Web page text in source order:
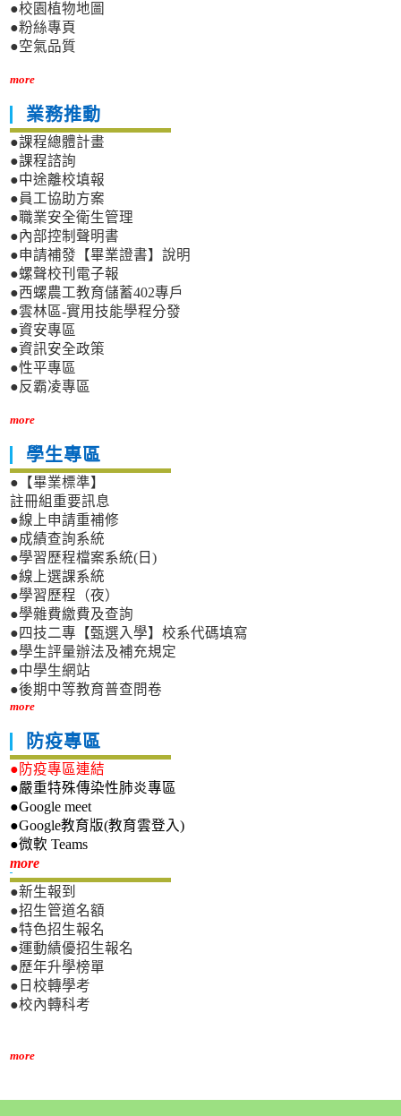
●校園植物地圖
●粉絲專頁
●空氣品質
more
業務推動
●課程總體計畫
●課程諮詢
●中途離校填報
●員工協助方案
●職業安全衛生管理
●內部控制聲明書
●申請補發【畢業證書】說明
●螺聲校刊電子報
●西螺農工教育儲蓄402專戶
●雲林區-實用技能學程分發
●資安專區
●資訊安全政策
●性平專區
●反霸凌專區
more
學生專區
●【畢業標準】
註冊組重要訊息
●線上申請重補修
●成績查詢系統
●學習歷程檔案系統(日)
●線上選課系統
●學習歷程（夜）
●學雜費繳費及查詢
●四技二專【甄選入學】校系代碼填寫
●學生評量辦法及補充規定
●中學生網站
●後期中等教育普查問卷
more
防疫專區
●防疫專區連結
●嚴重特殊傳染性肺炎專區
●Google meet
●Google教育版(教育雲登入)
●微軟 Teams
more新生專區
●新生報到
●招生管道名額
●特色招生報名
●運動績優招生報名
●歷年升學榜單
●日校轉學考
●校內轉科考
more